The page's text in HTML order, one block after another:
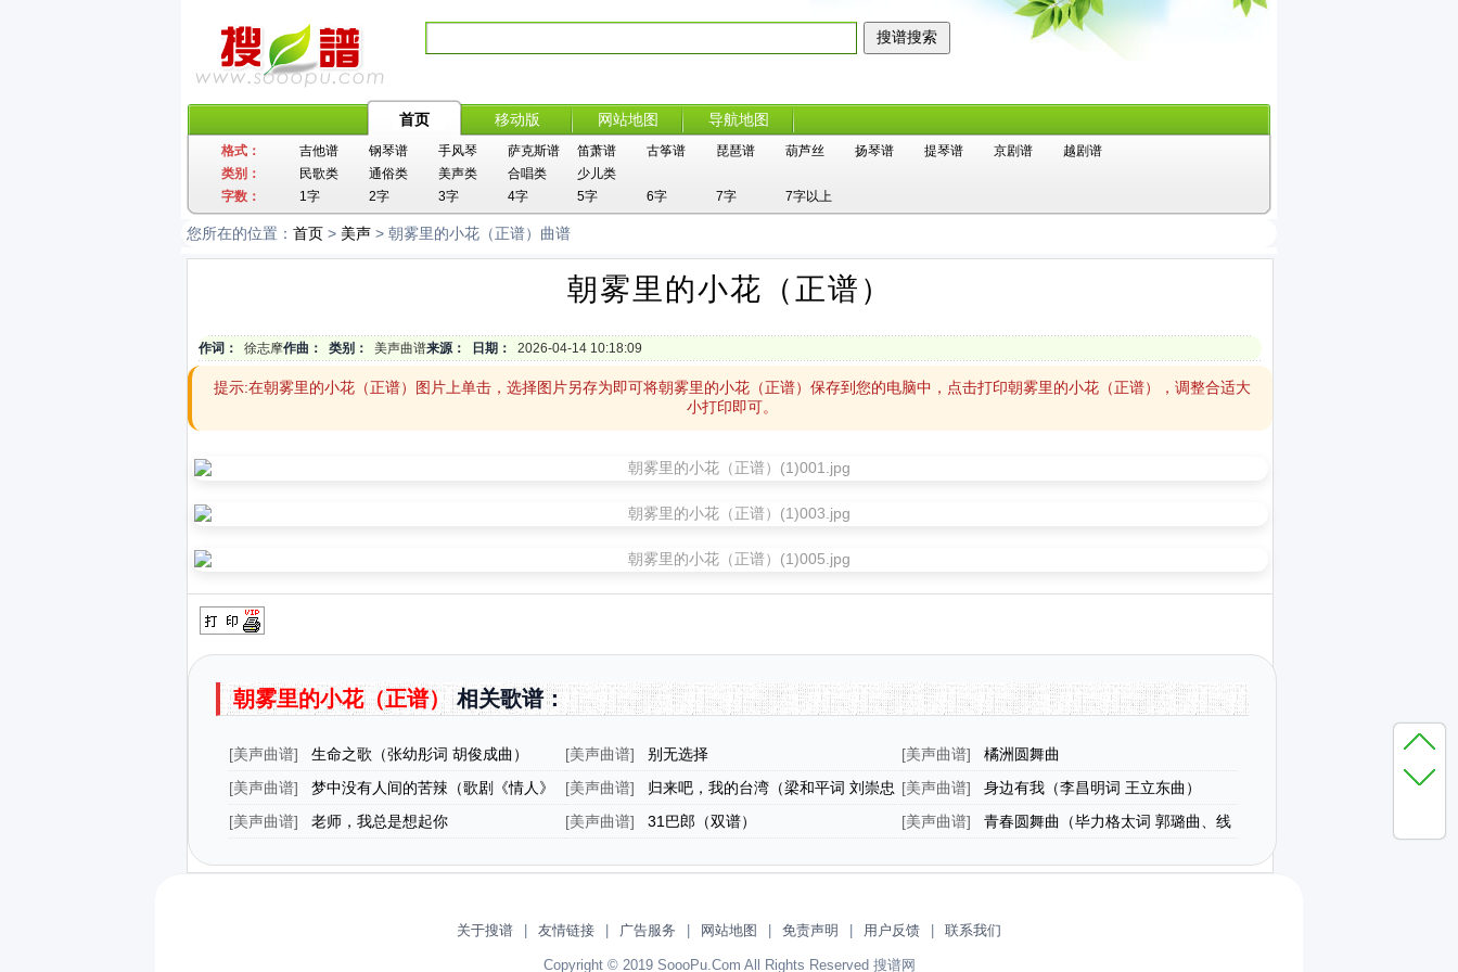
首页 移动版 网站地图 导航地图
格式： 吉他谱 钢琴谱 手风琴 萨克斯谱 笛萧谱 古筝谱 琵琶谱 葫芦丝 扬琴谱 提琴谱 京剧谱
越剧谱
类别：
民歌类 通俗类 美声类 合唱类
少儿类
字数：
1字 2字 3字 4字 5字 6字 7字 7字以上
您所在的位置： 首页 > 美声 > 朝雾里的小花（正谱）曲谱
朝雾里的小花（正谱）
作词： 徐志摩作曲： 类别： 美声曲谱来源： 日期： 2026-04-14 10:18:09
提示:在朝雾里的小花（正谱）图片上单击，选择图片另存为即可将朝雾里的小花（正谱）保存到您的电脑中，点击打印朝雾里的小花（正谱），调整合适大
小打印即可。
朝雾里的小花（正谱）相关歌谱：
[美声曲谱] 生命之歌（张幼彤词 胡俊成曲） [美声曲谱] 别无选择 [美声曲谱]
橘洲圆舞曲
[美声曲谱]
梦中没有人间的苦辣（歌剧《情人》
选曲、正谱）
[美声曲谱]
归来吧，我的台湾（梁和平词 刘崇忠
曲）
[美声曲谱]
身边有我（李昌明词 王立东曲）
[美声曲谱] 老师，我总是想起你 [美声曲谱] 31巴郎（双谱） [美声曲谱]
青春圆舞曲（毕力格太词 郭璐曲、线
关于搜谱 友情链接 广告服务 网站地图 免责声明 用户反馈 联系我们
Copyright © 2019 SoooPu.Com All Rights Reserved 搜谱网